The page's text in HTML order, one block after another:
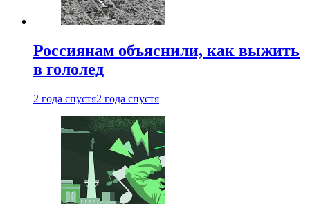
Россиянам объяснили, как выжить
в гололед
2 года спустя2 года спустя